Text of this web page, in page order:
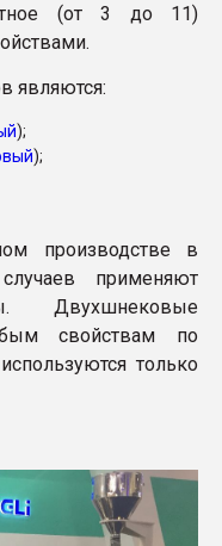
(от 3 до 11)
являются:
);
);
производстве в
применяют
Двухшнековые
свойствам по
только